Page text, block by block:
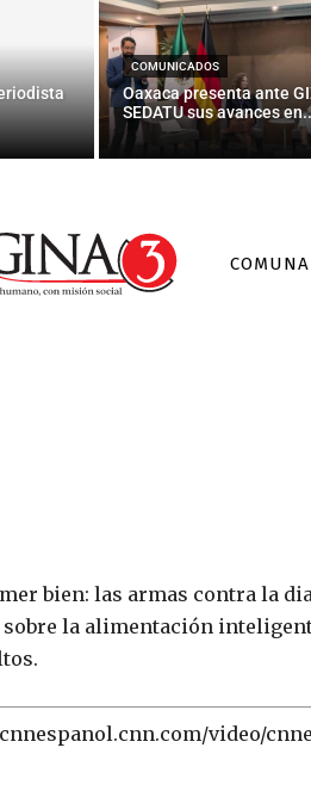
COMUNICADOS
Oaxaca presenta ante
SEDATU sus avances
Educarse y
bien: las armas contra la
la alimentación
video/